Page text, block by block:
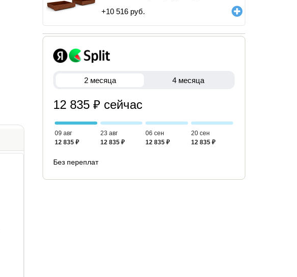
+10 516 руб.
2 месяца 4 месяца
12 835 ₽ сейчас
09 авг
12 835 ₽
23 авг
12 835 ₽
06 сен
12 835 ₽
20 сен
12 835 ₽
Без переплат